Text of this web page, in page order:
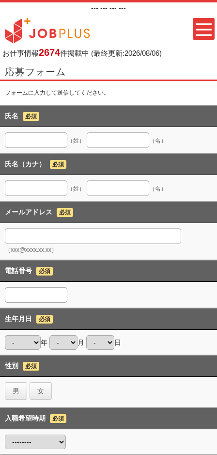
--- --- --- ---
お仕事情報2674件掲載中 (最終更新:2026/08/06)
応募フォーム
フォームに入力して送信してください。
氏名 必須
（姓） （名）
氏名（カナ） 必須
（姓） （名）
メールアドレス 必須
（xxx@xxxx.xx.xx）
電話番号 必須
生年月日 必須
年 月 日
性別 必須
男 女
入職希望時期 必須